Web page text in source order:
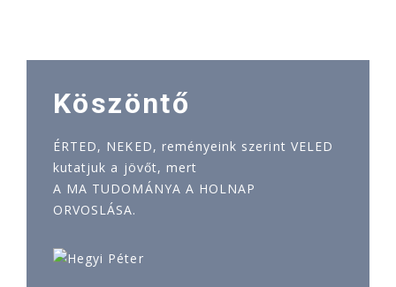
Köszöntő
ÉRTED, NEKED, reményeink szerint VELED
kutatjuk a jövőt, mert
A MA TUDOMÁNYA A HOLNAP
ORVOSLÁSA.